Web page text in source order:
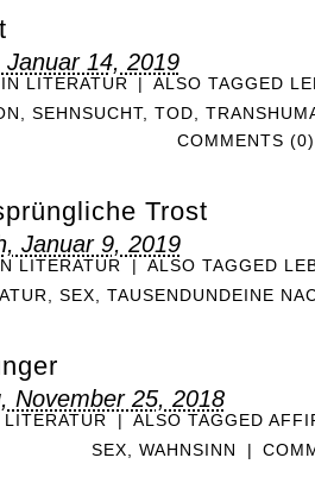
14, 2019
LITERATUR | ALSO TAGGED
,SEHNSUCHT,TOD ,
COMMENTS (0)
Trost
Januar 9, 2019
LITERATUR | ALSO TAGGED
SEX TAUSENDUNDEINE
November 25, 2018
LITERATUR | ALSO TAGGED
SEX ,WAHNSINN |